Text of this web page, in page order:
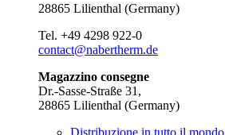
28865 Lilienthal (Germany)
Tel. +49 4298 922-0
contact@nabertherm.de
Magazzino consegne
Dr.-Sasse-Straße 31,
28865 Lilienthal (Germany)
Distribuzione in tutto il mondo